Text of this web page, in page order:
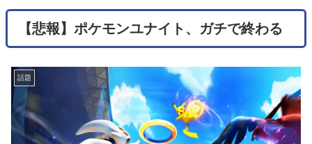
【悲報】ポケモンユナイト、ガチで終わる
話題